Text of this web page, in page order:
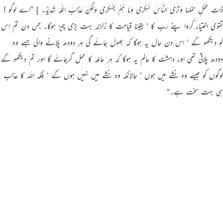
ذَاتِ حَمْلٍ حَمْلَہَا وَتَرَی النَّاسَ سُکٰرٰی وَمَا ہُمْ بِسُکٰرٰی وَلٰکِنَّ عَذَابَ اللّٰہِ شَدِیْدٌ۔ } ”اے لوگو !
تقویٰ اختیار کروا پنے رب کا ‘ یقینا قیامت کا زلزلہ بہت بڑی چیز ہوگا۔ جس دن تم اس
کو دیکھو گے ‘ اس دن حال یہ ہوگا کہ بھول جائے گی ہر دودھ پلانے والی جسے وہ
دودھ پلاتی تھی اور دہشت کا عالم یہ ہوگا کہ ہر حاملہ کا حمل گرجائے گا اور تم دیکھو گے
لوگوں کو جیسے وہ نشے میں ہوں ‘ حالانکہ وہ نشے میں نہیں ہوں گے ‘ بلکہ اللہ کا عذاب
ہی بہت سخت ہے۔“